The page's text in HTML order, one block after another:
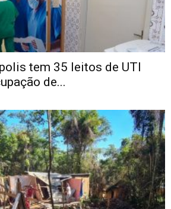
tem 35 leitos de UTI
de...